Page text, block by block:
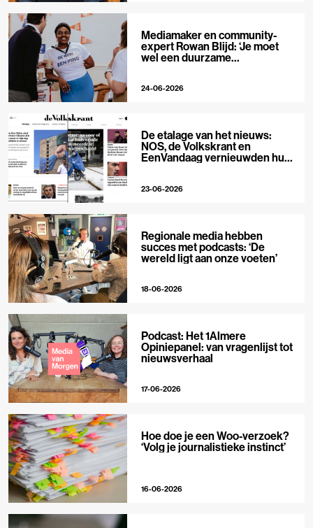
Mediamaker en community-
expert Rowan Blijd: ‘Je moet
wel een duurzame
24-06-2026
De etalage van het nieuws:
NOS, de Volkskrant en
EenVandaag vernieuwden hun
23-06-2026
Regionale media hebben
succes met podcasts: ‘De
wereld ligt aan onze voeten’
18-06-2026
Podcast: Het 1Almere
Opiniepanel: van vragenlijst tot
nieuwsverhaal
17-06-2026
Hoe doe je een Woo-verzoek?
‘Volg je journalistieke instinct’
16-06-2026